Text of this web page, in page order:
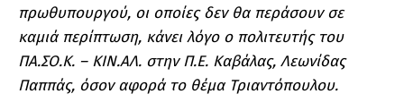
πρωθυπουργού, οι οποίες δεν θα περάσουν σε
καμιά περίπτωση, κάνει λόγο ο πολιτευτής του
ΠΑ.ΣΟ.Κ. – ΚΙΝ.ΑΛ. στην Π.Ε. Καβάλας, Λεωνίδας
Παππάς, όσον αφορά το θέμα Τριαντόπουλου.